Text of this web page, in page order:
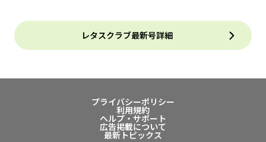
レタスクラブ最新号詳細
プライバシーポリシー
利用規約
ヘルプ・サポート
広告掲載について
最新トピックス